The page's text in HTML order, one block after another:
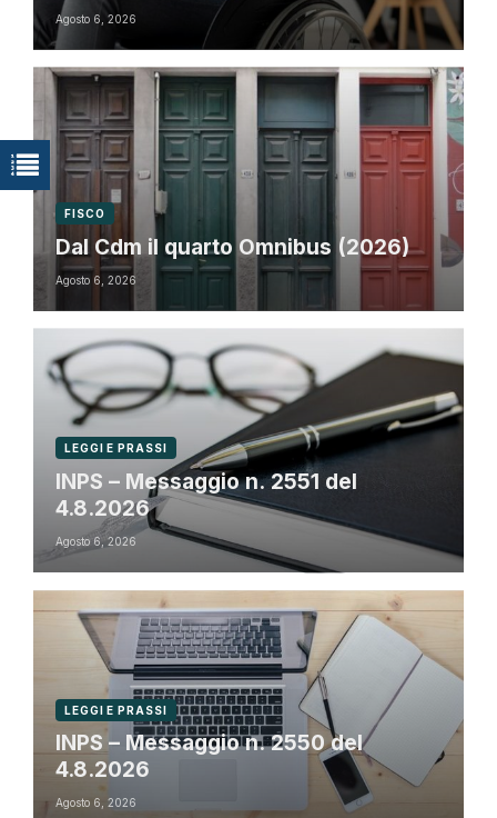
Agosto 6, 2026
FISCO
Dal Cdm il quarto Omnibus (2026)
Agosto 6, 2026
LEGGI E PRASSI
INPS – Messaggio n. 2551 del
4.8.2026
Agosto 6, 2026
LEGGI E PRASSI
INPS – Messaggio n. 2550 del
4.8.2026
Agosto 6, 2026